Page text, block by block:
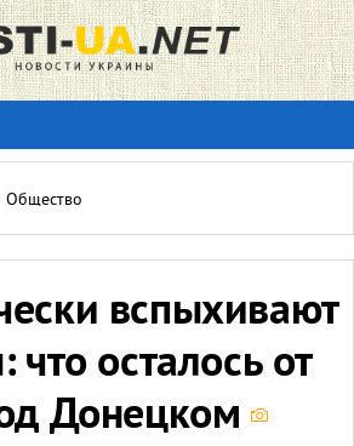
Общество
вспыхивают
что осталось от
Донецком